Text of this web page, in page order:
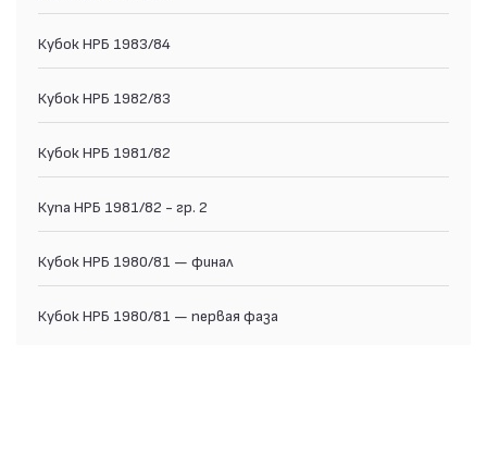
Кубок НРБ 1983/84
Кубок НРБ 1982/83
Кубок НРБ 1981/82
Купа НРБ 1981/82 - гр. 2
Кубок НРБ 1980/81 — финал
Кубок НРБ 1980/81 — первая фаза